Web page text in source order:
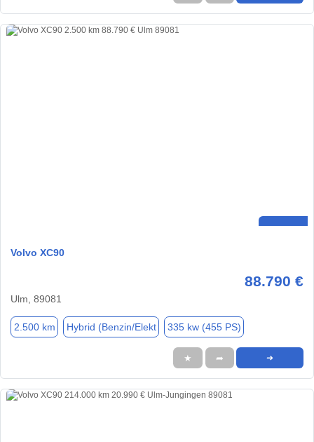
Volvo XC90
88.790 €
Ulm, 89081
2.500 km Hybrid (Benzin/Elekt 335 kw (455 PS)
★ ➦ ➜